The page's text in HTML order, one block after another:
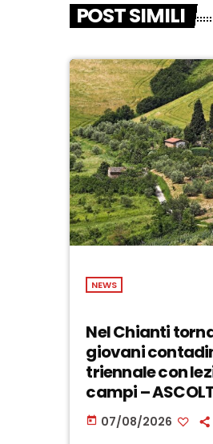
POST SIMILI
NEWS
Nel Chianti
giovani
triennale con
campi –
today 07/08/2026